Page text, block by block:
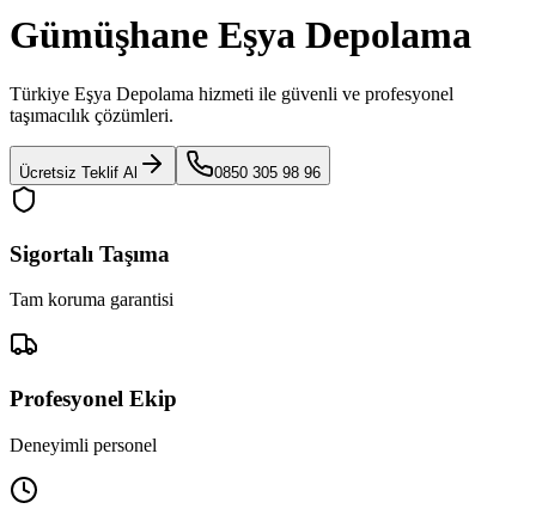
Gümüşhane Eşya Depolama
Türkiye Eşya Depolama hizmeti ile güvenli ve profesyonel
taşımacılık çözümleri.
Ücretsiz Teklif Al 0850 305 98 96
Sigortalı Taşıma
Tam koruma garantisi
Profesyonel Ekip
Deneyimli personel